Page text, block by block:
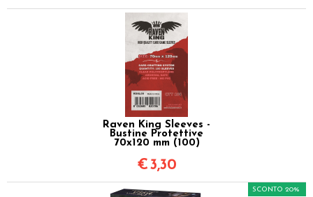
Raven King Sleeves -
Bustine Protettive
70x120 mm (100)
€3,30
SCONTO 20%